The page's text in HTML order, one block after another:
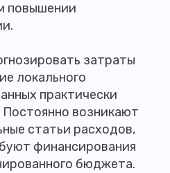
повышении
затраты
локального
практически
возникают
статьи расходов,
финансирования
бюджета.